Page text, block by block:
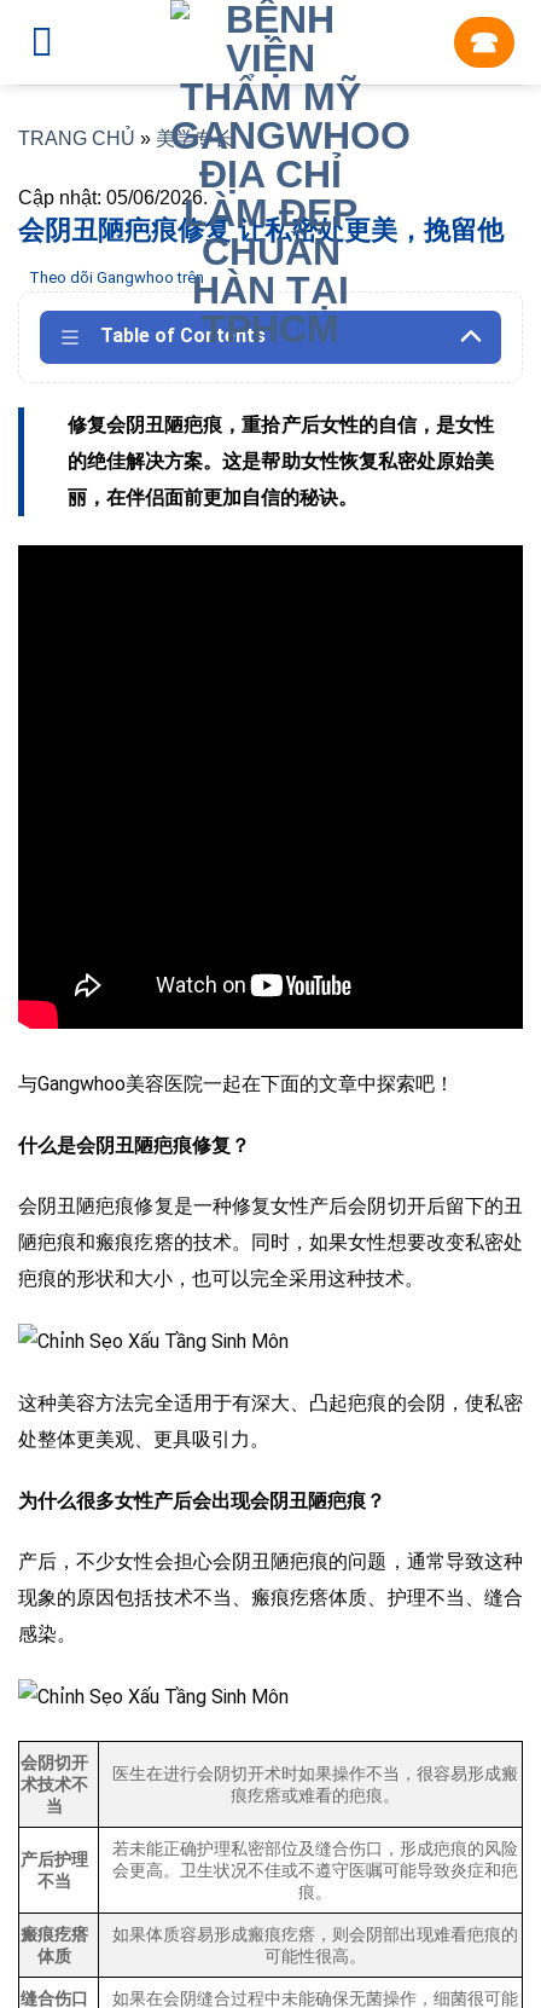
☎︎
TRANG CHỦ » 美学专长
Cập nhật: 05/06/2026.
会阴丑陋疤痕修复 让私密处更美，挽留他
Theo dõi Gangwhoo trên
Table of Contents
修复会阴丑陋疤痕，重拾产后女性的自信，是女性
的绝佳解决方案。这是帮助女性恢复私密处原始美
丽，在伴侣面前更加自信的秘诀。
与Gangwhoo美容医院一起在下面的文章中探索吧！
什么是会阴丑陋疤痕修复？
会阴丑陋疤痕修复是一种修复女性产后会阴切开后留下的丑
陋疤痕和瘢痕疙瘩的技术。同时，如果女性想要改变私密处
疤痕的形状和大小，也可以完全采用这种技术。
这种美容方法完全适用于有深大、凸起疤痕的会阴，使私密
处整体更美观、更具吸引力。
为什么很多女性产后会出现会阴丑陋疤痕？
产后，不少女性会担心会阴丑陋疤痕的问题，通常导致这种
现象的原因包括技术不当、瘢痕疙瘩体质、护理不当、缝合
感染。
会阴切开
术技术不
当
医生在进行会阴切开术时如果操作不当，很容易形成瘢
痕疙瘩或难看的疤痕。
产后护理
不当
若未能正确护理私密部位及缝合伤口，形成疤痕的风险
会更高。卫生状况不佳或不遵守医嘱可能导致炎症和疤
痕。
瘢痕疙瘩
体质
如果体质容易形成瘢痕疙瘩，则会阴部出现难看疤痕的
可能性很高。
缝合伤口
如果在会阴缝合过程中未能确保无菌操作，细菌很可能